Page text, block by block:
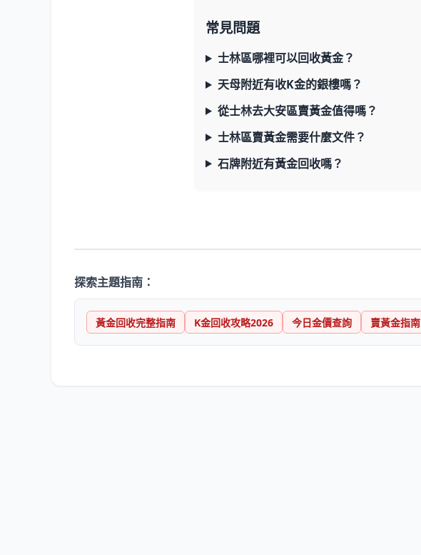
常見問題
士林區哪裡可以回收黃金？
天母附近有收K金的銀樓嗎？
從士林去大安區賣黃金值得嗎？
士林區賣黃金需要什麼文件？
石牌附近有黃金回收嗎？
探索主題指南：
黃金回收完整指南 K金回收攻略2026 今日金價查詢 賣黃金指南